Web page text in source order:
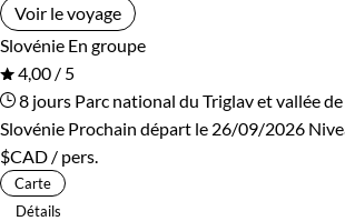
Voir le voyage
Slovénie En groupe
4,00 / 5
8 jours Parc national du Triglav et vallée de
Slovénie Prochain départ le 26/09/2026
$CAD / pers.
Carte
Détails